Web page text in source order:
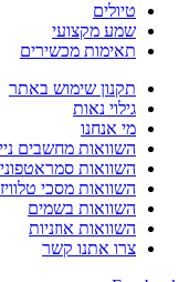
טיולים
שמע מקצועי
תאימות מכשירים
תקנון שימוש באתר
גילוי נאות
מי אנחנו
השוואות מחשבים
השוואות
השוואות מסכי
השוואות בשמים
השוואות אוזניות
צרו אתנו קשר